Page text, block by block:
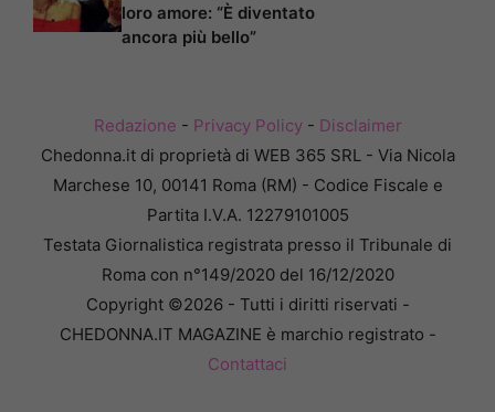
loro amore: “È diventato
ancora più bello”
Redazione - Privacy Policy- Disclaimer
Chedonna.it di proprietà di WEB 365 SRL - Via Nicola
Marchese 10, 00141 Roma (RM) - Codice Fiscale e
Partita I.V.A. 12279101005
Testata Giornalistica registrata presso il Tribunale di
Roma con n°149/2020 del 16/12/2020
Copyright ©2026 - Tutti i diritti riservati -
CHEDONNA.IT MAGAZINE è marchio registrato -
Contattaci